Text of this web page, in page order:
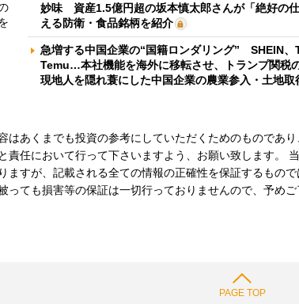
妙味 資産1.5億円超の坂本慎太郎さんが「絶好の
える防衛・食品銘柄を紹介
急増する中国企業の“国籍ロンダリング” SHEIN、
Temu…本社機能を海外に移転させ、トランプ関税
現地人を隠れ蓑にした中国企業の農業参入・土地取
はあくまでも投資の参考にしていただくためのものであ
責任において行って下さいますよう、お願い致します。
ますが、記載される全ての情報の正確性を保証するもので
っても損害等の保証は一切行っておりませんので、予めご
PAGE TOP